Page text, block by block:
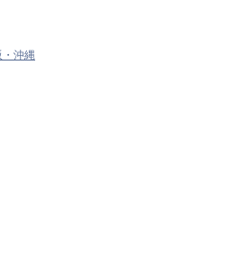
沖縄